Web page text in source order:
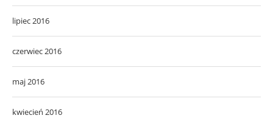
lipiec 2016
czerwiec 2016
maj 2016
kwiecień 2016